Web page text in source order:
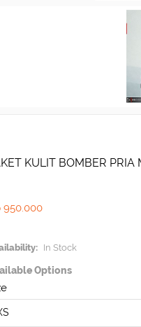
KULIT BOMBER PRIA
950.000
In Stock
Options